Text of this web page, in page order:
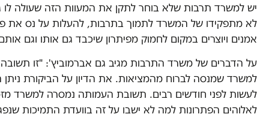
יש למשרד תרבות שלא בוחר לתקן את המעוות הזה שעולה לו
לא מתפקידו של המשרד לתמוך בתרבות, להעלות על נס את
אמנים ויוצרים במקום לחמוק מפיתרון שיכבד גם אותו וגם
על הדברים של משרד התרבות מגיב גם אברמוביץ': "זו תשובה
למשרד שמנסה לברוח מהמציאות. את הדיון על הביקורת ניתן
לעשות לפני חודשים רבים. תשובת העמותה נמסרה למשרד
לאלוהים הפתרונות למה לא ישבו על זה בוועדת התמיכות